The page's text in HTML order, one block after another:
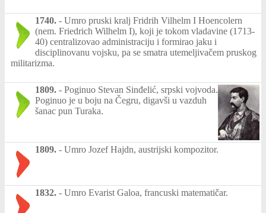
1740. - Umro pruski kralj Fridrih Vilhelm I Hoencolern
(nem. Friedrich Wilhelm I), koji je tokom vladavine (1713-
40) centralizovao administraciju i formirao jaku i
disciplinovanu vojsku, pa se smatra utemeljivačem pruskog
militarizma.
1809. - Poginuo Stevan Sinđelić, srpski vojvoda.
Poginuo je u boju na Čegru, digavši u vazduh
šanac pun Turaka.
1809. - Umro Jozef Hajdn, austrijski kompozitor.
1832. - Umro Evarist Galoa, francuski matematičar.